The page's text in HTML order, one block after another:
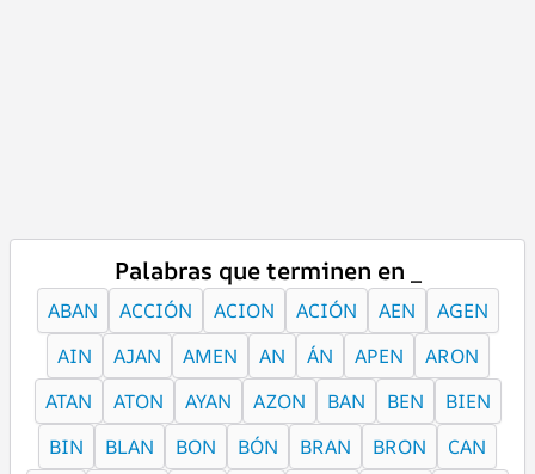
Palabras que terminen en _
ABAN ACCIÓN ACION ACIÓN AEN
AGEN
AIN
AJAN AMEN AN ÁN APEN
ARON
ATAN
ATON AYAN AZON BAN BEN
BIEN
BIN
BLAN BON BÓN BRAN BRON
CAN